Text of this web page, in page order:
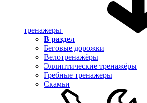
тренажеры
В раздел
Беговые дорожки
Велотренажёры
Эллиптические тренажёры
Гребные тренажеры
Скамьи